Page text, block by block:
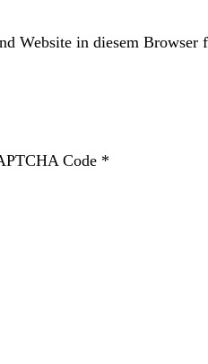
Website in diesem Browser
Code *